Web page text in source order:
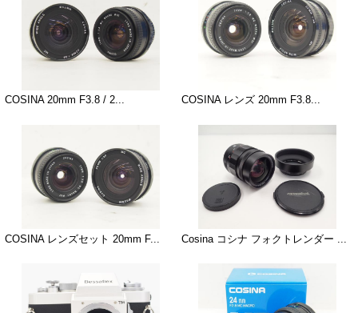
COSINA 20mm F3.8 / 2... COSINA レンズ 20mm F3.8...
COSINA レンズセット 20mm F... Cosina コシナ フォクトレンダー ...